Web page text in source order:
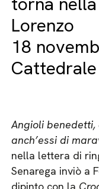
Lorenzo
18
Cattedrale
Angioli
anch’essi di
nella lettera di
Senarega inviò a